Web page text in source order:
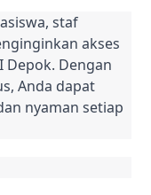
staf
akses
Depok. Dengan
Anda dapat
nyaman setiap